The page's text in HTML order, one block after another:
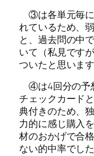
③は各単元毎に
れているため、
と、過去問の中
いて（私見です
ついたと思います
④は4回分の予
チェックカード
典付きのため、
力的に感じ購入
材のおかげで合
ない的中率でした